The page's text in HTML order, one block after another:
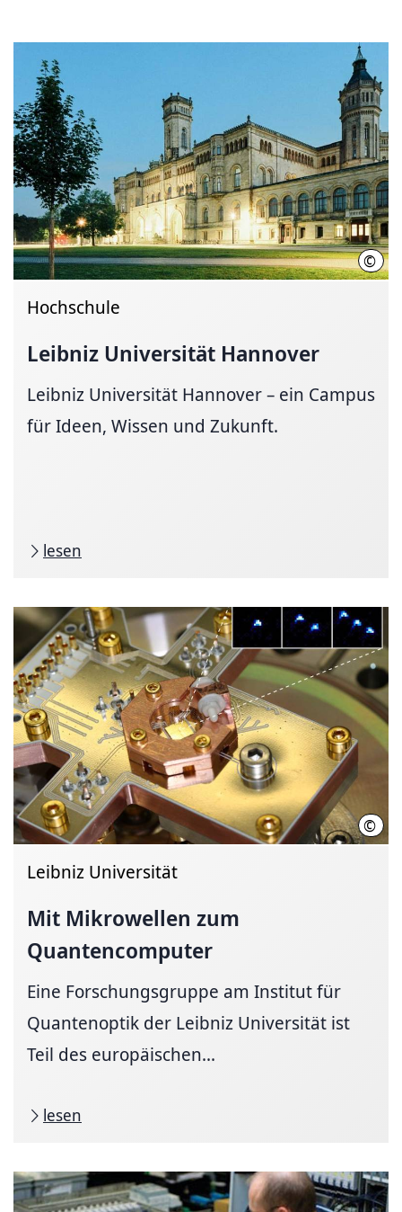
©
Hochschule
Leibniz Universität Hannover
Leibniz Universität Hannover – ein Campus
für Ideen, Wissen und Zukunft.
lesen
©
Leibniz Universität
Mit Mikrowellen zum
Quantencomputer
Eine Forschungsgruppe am Institut für
Quantenoptik der Leibniz Universität ist
Teil des europäischen...
lesen